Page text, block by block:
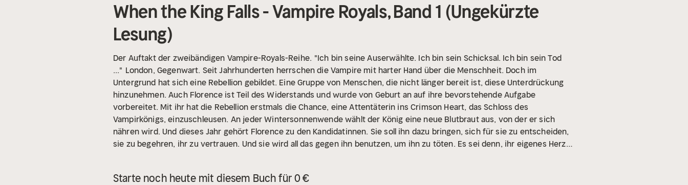
When the King Falls - Vampire Royals, Band 1 (Ungekürzte
Lesung)
Der Auftakt der zweibändigen Vampire-Royals-Reihe. "Ich bin seine Auserwählte. Ich bin sein Schicksal. Ich bin sein Tod
..." London, Gegenwart. Seit Jahrhunderten herrschen die Vampire mit harter Hand über die Menschheit. Doch im
Untergrund hat sich eine Rebellion gebildet. Eine Gruppe von Menschen, die nicht länger bereit ist, diese Unterdrückung
hinzunehmen. Auch Florence ist Teil des Widerstands und wurde von Geburt an auf ihre bevorstehende Aufgabe
vorbereitet. Mit ihr hat die Rebellion erstmals die Chance, eine Attentäterin ins Crimson Heart, das Schloss des
Vampirkönigs, einzuschleusen. An jeder Wintersonnenwende wählt der König eine neue Blutbraut aus, von der er sich
nähren wird. Und dieses Jahr gehört Florence zu den Kandidatinnen. Sie soll ihn dazu bringen, sich für sie zu entscheiden,
sie zu begehren, ihr zu vertrauen. Und sie wird all das gegen ihn benutzen, um ihn zu töten. Es sei denn, ihr eigenes Herz
Starte noch heute mit diesem Buch für 0 €